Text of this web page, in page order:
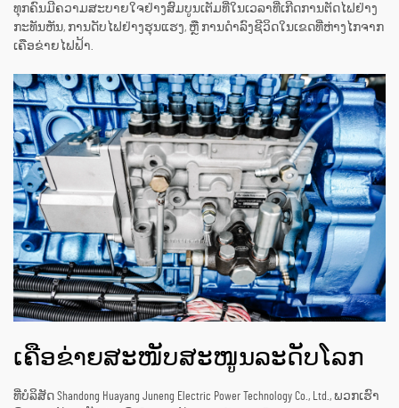
ທຸກຄົນມີຄວາມສະບາຍໃຈຢ່າງສົມບູນເຕັມທີ່ໃນເວລາທີ່ເກີດການຕັດໄຟຢ່າງ
ກະທັນຫັນ, ການດັບໄຟຢ່າງຮຸນແຮງ, ຫຼື ການດຳລົງຊີວິດໃນເຂດທີ່ຫ່າງໄກຈາກ
ເຄືອຂ່າຍໄຟຟ້າ.
ເຄືອຂ່າຍສະໜັບສະໜູນລະດັບໂລກ
ທີ່ບໍລິສັດ Shandong Huayang Juneng Electric Power Technology Co., Ltd., ພວກເຮົາ